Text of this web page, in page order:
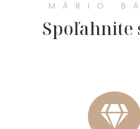
MÁRIO
Spoľahnite
